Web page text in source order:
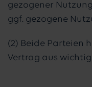
gezogener
ggf. gezogene
(2) Beide Parteien
Vertrag aus